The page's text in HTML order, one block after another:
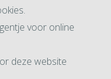
voor online
deze website